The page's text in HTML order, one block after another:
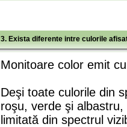
3. Exista diferente intre culorile
Monitoare color emit
Deşi toate culorile din
roşu, verde şi
limitată din spectrul